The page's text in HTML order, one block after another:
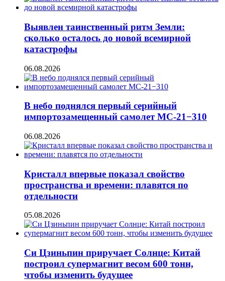
Выявлен таинственный ритм Земли:
сколько осталось до новой всемирной
катастрофы
06.08.2026
В небо поднялся первый серийный
импортозамещенный самолет МС-21−310
06.08.2026
Кристалл впервые показал свойство
пространства и времени: плавятся по
отдельности
05.08.2026
Си Цзиньпин приручает Солнце: Китай
построил супермагнит весом 600 тонн,
чтобы изменить будущее